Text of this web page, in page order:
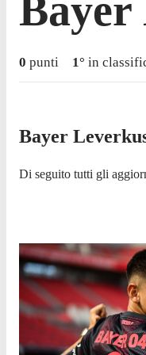
Bayer
0 punti 1° in
Bayer
Di seguito tutti gli